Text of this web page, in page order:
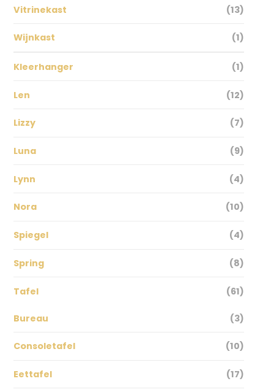
Vitrinekast (13)
Wijnkast (1)
Kleerhanger (1)
Len (12)
Lizzy (7)
Luna (9)
Lynn (4)
Nora (10)
Spiegel (4)
Spring (8)
Tafel (61)
Bureau (3)
Consoletafel (10)
Eettafel (17)